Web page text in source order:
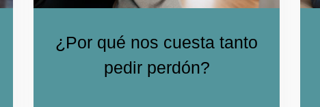
¿Por qué nos cuesta tanto
pedir perdón?